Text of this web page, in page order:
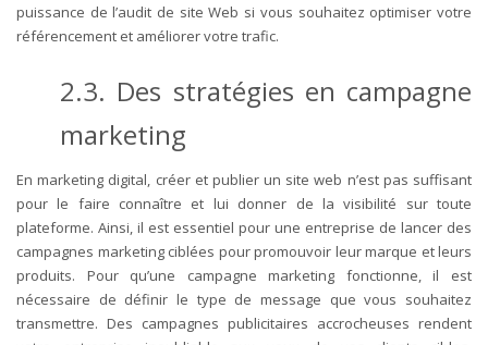
puissance de l’audit de site Web si vous souhaitez optimiser votre
référencement et améliorer votre trafic.
2.3. Des stratégies en campagne
marketing
En marketing digital, créer et publier un site web n’est pas suffisant
pour le faire connaître et lui donner de la visibilité sur toute
plateforme. Ainsi, il est essentiel pour une entreprise de lancer des
campagnes marketing ciblées pour promouvoir leur marque et leurs
produits. Pour qu’une campagne marketing fonctionne, il est
nécessaire de définir le type de message que vous souhaitez
transmettre. Des campagnes publicitaires accrocheuses rendent